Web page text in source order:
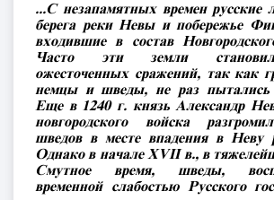
...С незапамятных времен русские
берега реки Невы и побережье
входившие в состав
Часто эти земли
ожесточенных сражений, так как
немцы и шведы, не раз пытались
Еще в 1240 г. князь Александр
новгородского войска
шведов в месте впадения в
Однако в начале XVII в., в
Смутное время, шведы,
временной слабостью Русского